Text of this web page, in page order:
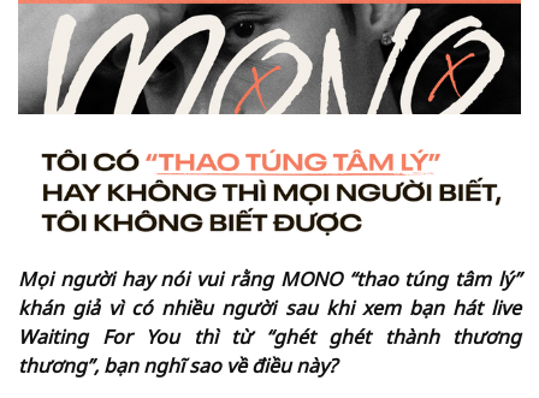
Mọi người hay nói vui rằng MONO “thao túng tâm lý”
khán giả vì có nhiều người sau khi xem bạn hát live
Waiting For You thì từ “ghét ghét thành thương
thương”, bạn nghĩ sao về điều này?